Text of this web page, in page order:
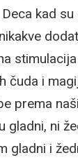
kad su
čuda i
prema
gladni, ni
gladni i